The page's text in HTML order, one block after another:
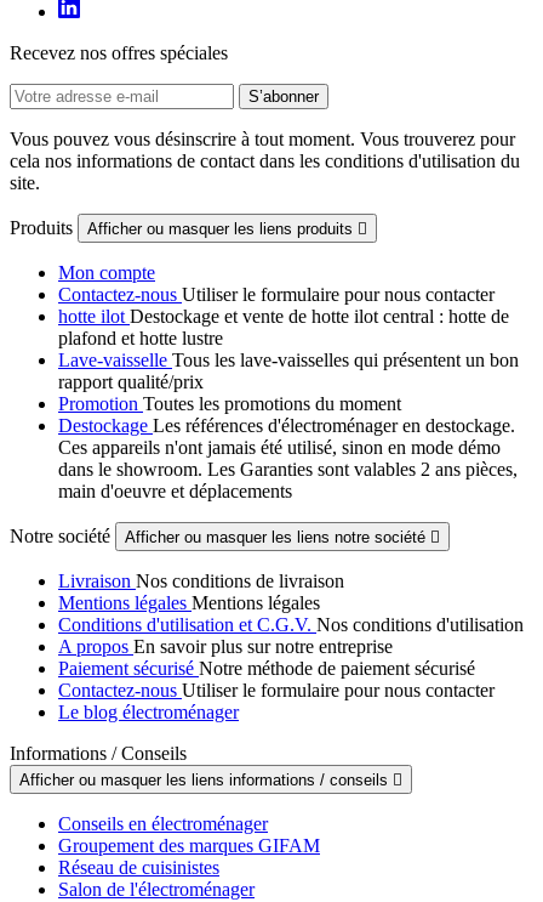
Recevez nos offres spéciales
Vous pouvez vous désinscrire à tout moment. Vous trouverez pour
cela nos informations de contact dans les conditions d'utilisation du
site.
Produits Afficher ou masquer les liens produits 
Mon compte
Contactez-nous Utiliser le formulaire pour nous contacter
hotte ilot Destockage et vente de hotte ilot central : hotte de
plafond et hotte lustre
Lave-vaisselle Tous les lave-vaisselles qui présentent un bon
rapport qualité/prix
Promotion Toutes les promotions du moment
Destockage Les références d'électroménager en destockage.
Ces appareils n'ont jamais été utilisé, sinon en mode démo
dans le showroom. Les Garanties sont valables 2 ans pièces,
main d'oeuvre et déplacements
Notre société Afficher ou masquer les liens notre société 
Livraison Nos conditions de livraison
Mentions légales Mentions légales
Conditions d'utilisation et C.G.V. Nos conditions d'utilisation
A propos En savoir plus sur notre entreprise
Paiement sécurisé Notre méthode de paiement sécurisé
Contactez-nous Utiliser le formulaire pour nous contacter
Le blog électroménager
Informations / Conseils
Afficher ou masquer les liens informations / conseils 
Conseils en électroménager
Groupement des marques GIFAM
Réseau de cuisinistes
Salon de l'électroménager